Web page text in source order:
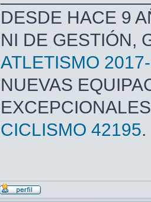
DESDE HACE 9
NI DE GESTIÓN,
ATLETISMO
NUEVAS
CICLISMO 42195.